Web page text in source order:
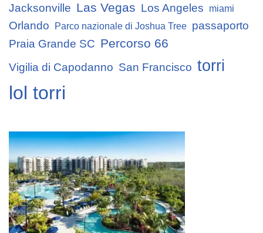
Jacksonville Las Vegas Los Angeles miami
Orlando Parco nazionale di Joshua Tree passaporto
Praia Grande SC Percorso 66
Vigilia di Capodanno San Francisco torri
lol torri